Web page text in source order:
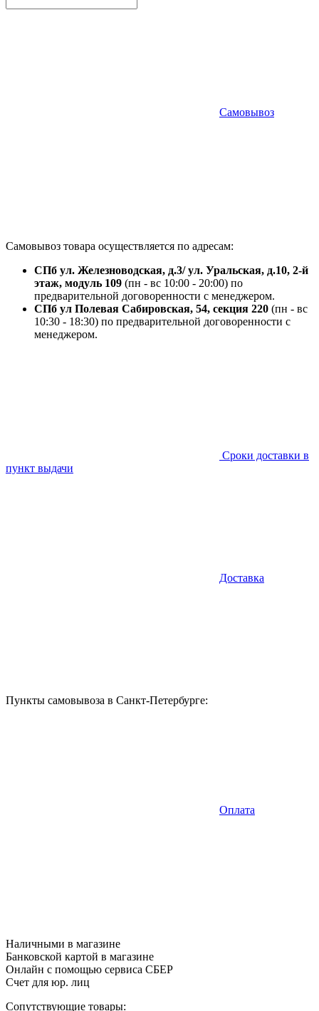
Самовывоз
Самовывоз товара осуществляется по адресам:
СПб ул. Железноводская, д.3/ ул. Уральская, д.10, 2-й
этаж, модуль 109 (пн - вс 10:00 - 20:00) по
предварительной договоренности с менеджером.
СПб ул Полевая Сабировская, 54, секция 220 (пн - вс
10:30 - 18:30) по предварительной договоренности с
менеджером.
Сроки доставки в
пункт выдачи
Доставка
Пункты самовывоза в Санкт-Петербурге:
Оплата
Наличными в магазине
Банковской картой в магазине
Онлайн с помощью сервиса СБЕР
Счет для юр. лиц
Сопутствующие товары: